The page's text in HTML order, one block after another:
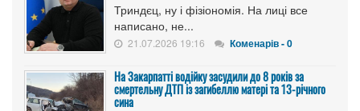
Триндєц, ну і фізіономія. На лиці все
написано, не...
21.07.2026 19:16 Коменарів - 0
На Закарпатті водійку засудили до 8 років за
смертельну ДТП із загибеллю матері та 13-річного
сина